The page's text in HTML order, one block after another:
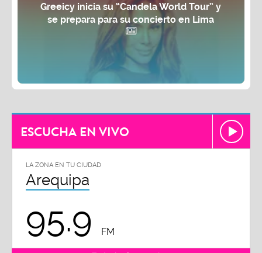
Greeicy inicia su “Candela World Tour” y
se prepara para su concierto en Lima
ESCUCHA EN VIVO
LA ZONA EN TU CIUDAD
Arequipa
95.9 FM